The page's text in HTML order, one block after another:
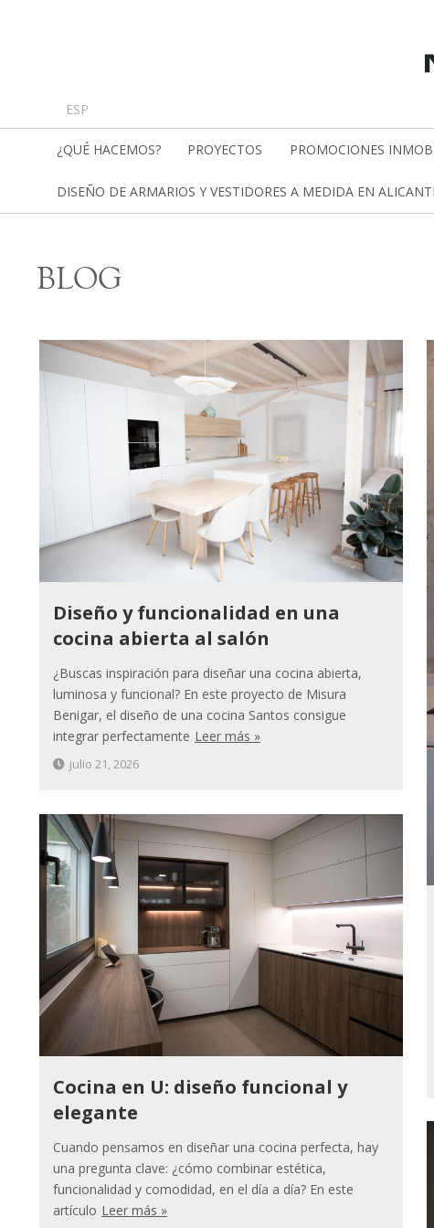
ESP
¿QUÉ HACEMOS? PROYECTOS PROMOCIONES
DISEÑO DE ARMARIOS Y VESTIDORES A MEDIDA EN
BLOG
Diseño y funcionalidad en una
cocina abierta al salón
¿Buscas inspiración para diseñar una cocina abierta,
luminosa y funcional? En este proyecto de Misura
Benigar, el diseño de una cocina Santos consigue
integrar perfectamente Leer más »
julio 21, 2026
Cocina en U: diseño funcional y
elegante
Cuando pensamos en diseñar una cocina perfecta, hay
una pregunta clave: ¿cómo combinar estética,
funcionalidad y comodidad, en el día a día? En este
artículo Leer más »